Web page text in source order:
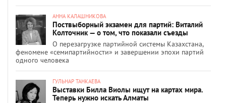
АННА КАЛАШНИКОВА
Поствыборный экзамен для партий: Виталий
Колточник — о том, что показали съезды
О перезагрузке партийной системы Казахстана,
феномене «семипартийности» и завершении эпохи партий
одного человека
ГУЛЬНАР ТАНКАЕВА
Выставки Билла Виолы ищут на картах мира.
Теперь нужно искать Алматы